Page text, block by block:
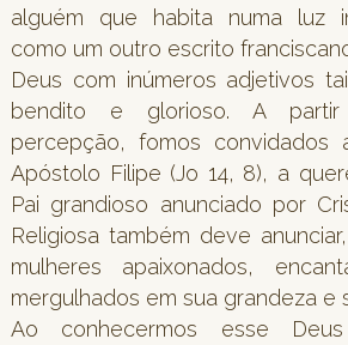
alguém que habita numa luz
como um outro escrito
Deus com inúmeros adjetivos
bendito e glorioso. A partir
percepção, fomos convidados
Apóstolo Filipe (Jo 14, 8), a
Pai grandioso anunciado por
Religiosa também deve
mulheres apaixonados,
mergulhados em sua grandeza e
Ao conhecermos esse